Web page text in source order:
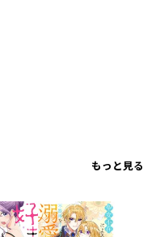
もっと見る